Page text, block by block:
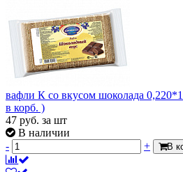
вафли К со вкусом шоколада
в корб. )
47 руб. за шт
В наличии
-
+ В